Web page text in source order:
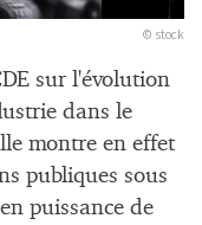
© stock
sur l'évolution
dans le
montre en effet
publiques sous
puissance de